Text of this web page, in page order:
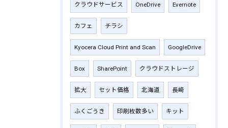
クラウドサービス OneDrive Evernote
カフェ チラシ
Kyocera Cloud Print and Scan GoogleDrive
Box SharePoint クラウドストレージ
拡大 セット価格 北海道 長崎
ふくごうき 印刷枚数多い キット